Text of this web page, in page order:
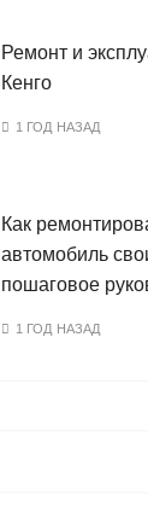
Ремонт и
Кенго
1 ГОД НАЗАД
Как
автомобиль
пошаговое
1 ГОД НАЗАД